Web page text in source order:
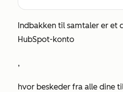
Indbakken til samtaler er et
HubSpot-konto
,
hvor beskeder fra alle dine